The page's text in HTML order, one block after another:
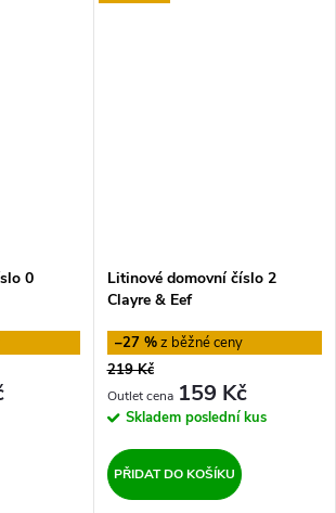
0
Litinové domovní číslo 2
Clayre & Eef
–27 %
219 Kč
159 Kč
Skladem poslední kus
PŘIDAT DO KOŠÍKU